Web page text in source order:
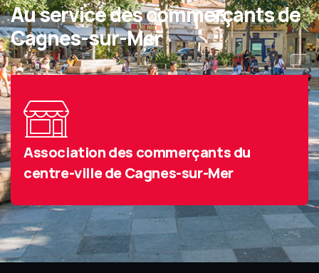
Au service des commerçants de
Cagnes-sur-Mer
Association des commerçants du
centre-ville de Cagnes-sur-Mer